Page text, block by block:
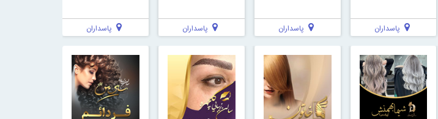
پاسداران پاسداران پاسداران پاسداران